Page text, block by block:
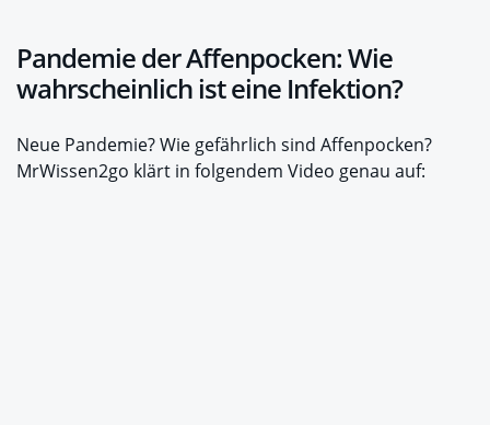
Pandemie der Affenpocken: Wie
wahrscheinlich ist eine Infektion?
Neue Pandemie? Wie gefährlich sind Affenpocken?
MrWissen2go klärt in folgendem Video genau auf: